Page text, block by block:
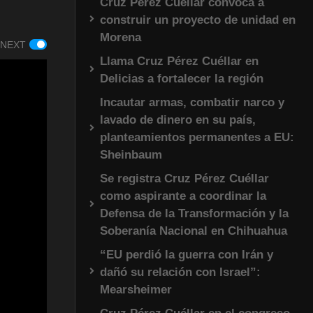
construir un proyecto de unidad en
Morena
Llama Cruz Pérez Cuéllar en
Delicias a fortalecer la región
Incautar armas, combatir narco y
lavado de dinero en su país,
planteamientos permanentes a EU:
Sheinbaum
Se registra Cruz Pérez Cuéllar
como aspirante a coordinar la
Defensa de la Transformación y la
Soberanía Nacional en Chihuahua
“EU perdió la guerra con Irán y
dañó su relación con Israel”:
Mearsheimer